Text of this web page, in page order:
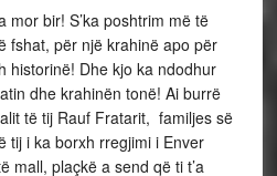
mor bir! S’ka poshtrim më të
fshat, për një krahinë apo për
historinë! Dhe kjo ka ndodhur
dhe krahinën tonë! Ai burrë
të tij Rauf Fratarit, familjes së
tij i ka borxh rregjimi i Enver
mall, plaçkë a send që ti t’a